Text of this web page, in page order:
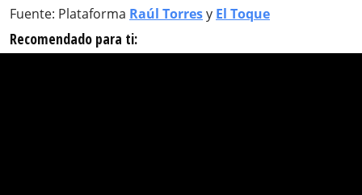
Fuente: Plataforma Raúl Torresy El Toque
Recomendado para ti: